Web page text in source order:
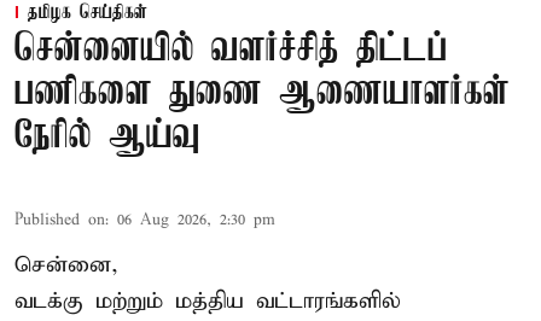
தமிழக செய்திகள்
சென்னையில் வளர்ச்சித் திட்டப்
பணிகளை துணை ஆணையாளர்கள்
நேரில் ஆய்வு
Published on: 06 Aug 2026, 2:30 pm
சென்னை,
வடக்கு மற்றும் மத்திய வட்டாரங்களில்